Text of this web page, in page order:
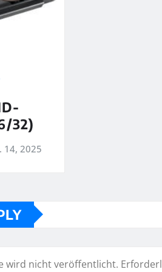
32)
14, 2025
wird nicht veröffentlicht.